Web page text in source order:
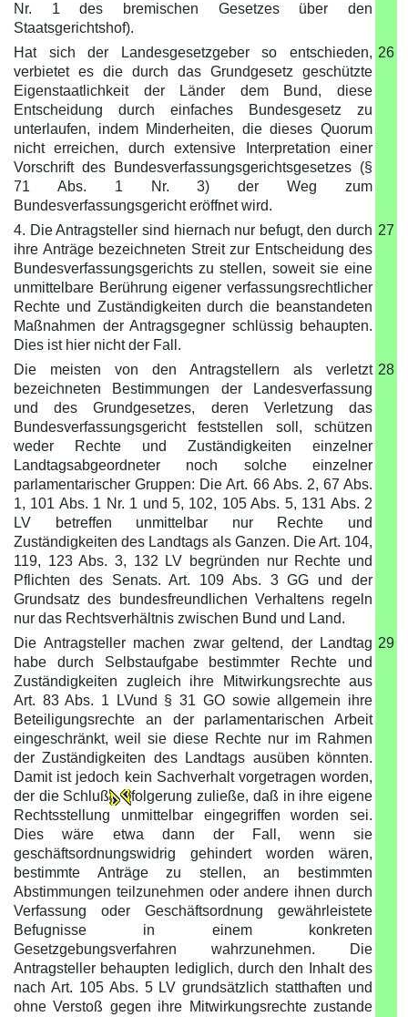
Nr. 1 des bremischen Gesetzes über den
Staatsgerichtshof).
Hat sich der Landesgesetzgeber so entschieden,
verbietet es die durch das Grundgesetz geschützte
Eigenstaatlichkeit der Länder dem Bund, diese
Entscheidung durch einfaches Bundesgesetz zu
unterlaufen, indem Minderheiten, die dieses Quorum
nicht erreichen, durch extensive Interpretation einer
Vorschrift des Bundesverfassungsgerichtsgesetzes (§
71 Abs. 1 Nr. 3) der Weg zum
Bundesverfassungsgericht eröffnet wird.
26
4. Die Antragsteller sind hiernach nur befugt, den durch
ihre Anträge bezeichneten Streit zur Entscheidung des
Bundesverfassungsgerichts zu stellen, soweit sie eine
unmittelbare Berührung eigener verfassungsrechtlicher
Rechte und Zuständigkeiten durch die beanstandeten
Maßnahmen der Antragsgegner schlüssig behaupten.
Dies ist hier nicht der Fall.
27
Die meisten von den Antragstellern als verletzt
bezeichneten Bestimmungen der Landesverfassung
und des Grundgesetzes, deren Verletzung das
Bundesverfassungsgericht feststellen soll, schützen
weder Rechte und Zuständigkeiten einzelner
Landtagsabgeordneter noch solche einzelner
parlamentarischer Gruppen: Die Art. 66 Abs. 2, 67 Abs.
1, 101 Abs. 1 Nr. 1 und 5, 102, 105 Abs. 5, 131 Abs. 2
LV betreffen unmittelbar nur Rechte und
Zuständigkeiten des Landtags als Ganzen. Die Art. 104,
119, 123 Abs. 3, 132 LV begründen nur Rechte und
Pflichten des Senats. Art. 109 Abs. 3 GG und der
Grundsatz des bundesfreundlichen Verhaltens regeln
nur das Rechtsverhältnis zwischen Bund und Land.
28
Die Antragsteller machen zwar geltend, der Landtag
habe durch Selbstaufgabe bestimmter Rechte und
Zuständigkeiten zugleich ihre Mitwirkungsrechte aus
Art. 83 Abs. 1 LVund § 31 GO sowie allgemein ihre
Beteiligungsrechte an der parlamentarischen Arbeit
eingeschränkt, weil sie diese Rechte nur im Rahmen
der Zuständigkeiten des Landtags ausüben könnten.
Damit ist jedoch kein Sachverhalt vorgetragen worden,
der die Schluß
folgerung zuließe, daß in ihre eigene
Rechtsstellung unmittelbar eingegriffen worden sei.
Dies wäre etwa dann der Fall, wenn sie
geschäftsordnungswidrig gehindert worden wären,
bestimmte Anträge zu stellen, an bestimmten
Abstimmungen teilzunehmen oder andere ihnen durch
Verfassung oder Geschäftsordnung gewährleistete
Befugnisse in einem konkreten
Gesetzgebungsverfahren wahrzunehmen. Die
Antragsteller behaupten lediglich, durch den Inhalt des
nach Art. 105 Abs. 5 LV grundsätzlich statthaften und
ohne Verstoß gegen ihre Mitwirkungsrechte zustande
29